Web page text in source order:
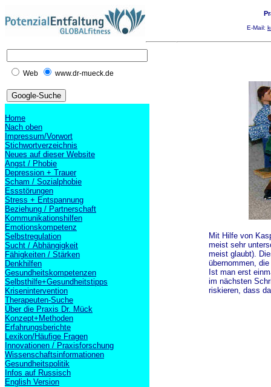
E-Mail:
Web www.dr-mueck.de
Home
Nach oben
Impressum/Vorwort
Stichwortverzeichnis
Neues auf dieser Website
Angst / Phobie
Depression + Trauer
Scham / Sozialphobie
Essstörungen
Stress + Entspannung
Beziehung / Partnerschaft
Kommunikationshilfen
Emotionskompetenz
Selbstregulation
Sucht / Abhängigkeit
Fähigkeiten / Stärken
Denkhilfen
Gesundheitskompetenzen
Selbsthilfe+Gesundheitstipps
Krisenintervention
Therapeuten-Suche
Über die Praxis Dr. Mück
Konzept+Methoden
Erfahrungsberichte
Lexikon/Häufige Fragen
Innovationen / Praxisforschung
Wissenschaftsinformationen
Gesundheitspolitik
Infos auf Russisch
English Version
Mit Hilfe von
meist sehr
meist glaubt).
übernommen,
Ist man erst
im nächsten
riskieren, dass